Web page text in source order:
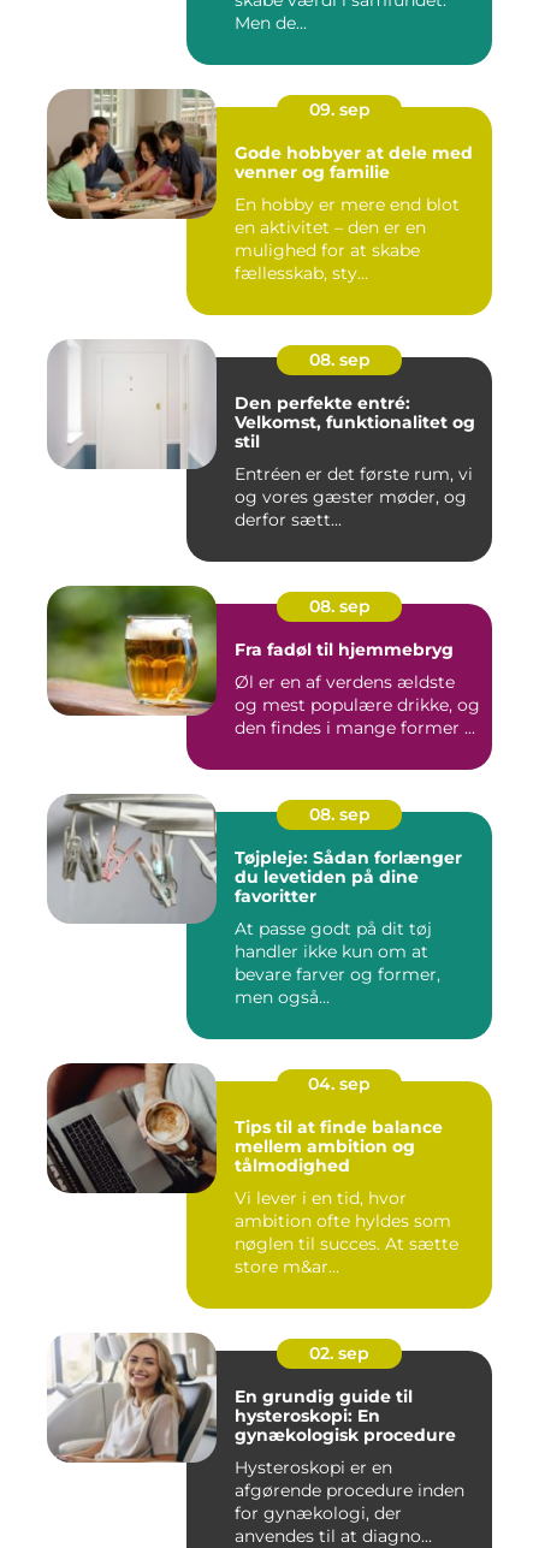
Men de...
09. sep
Gode hobbyer at dele med
venner og familie
En hobby er mere end blot
en aktivitet – den er en
mulighed for at skabe
fællesskab, sty...
08. sep
Den perfekte entré:
Velkomst, funktionalitet og
stil
Entréen er det første rum, vi
og vores gæster møder, og
derfor sætt...
08. sep
Fra fadøl til hjemmebryg
Øl er en af verdens ældste
og mest populære drikke, og
den findes i mange former ...
08. sep
Tøjpleje: Sådan forlænger
du levetiden på dine
favoritter
At passe godt på dit tøj
handler ikke kun om at
bevare farver og former,
men også...
04. sep
Tips til at finde balance
mellem ambition og
tålmodighed
Vi lever i en tid, hvor
ambition ofte hyldes som
nøglen til succes. At sætte
store m&ar...
02. sep
En grundig guide til
hysteroskopi: En
gynækologisk procedure
Hysteroskopi er en
afgørende procedure inden
for gynækologi, der
anvendes til at diagno...